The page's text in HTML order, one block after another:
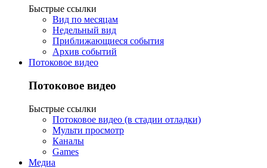
Быстрые ссылки
Вид по месяцам
Недельный вид
Приближающиеся события
Архив событий
Потоковое видео
Потоковое видео
Быстрые ссылки
Потоковое видео (в стадии отладки)
Мульти просмотр
Каналы
Games
Медиа